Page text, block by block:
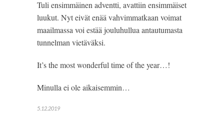
Tuli ensimmäinen adventti, avattiin ensimmäiset
luukut. Nyt eivät enää vahvimmatkaan voimat
maailmassa voi estää jouluhullua antautumasta
tunnelman vietäväksi.
It’s the most wonderful time of the year…!
Minulla ei ole aikaisemmin…
5.12.2019